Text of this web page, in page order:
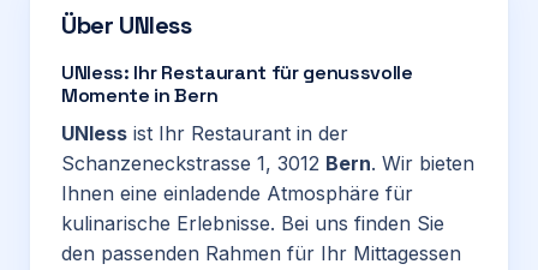
Über UNIess
UNIess: Ihr Restaurant für genussvolle
Momente in Bern
UNIess ist Ihr Restaurant in der
Schanzeneckstrasse 1, 3012 Bern. Wir bieten
Ihnen eine einladende Atmosphäre für
kulinarische Erlebnisse. Bei uns finden Sie
den passenden Rahmen für Ihr Mittagessen